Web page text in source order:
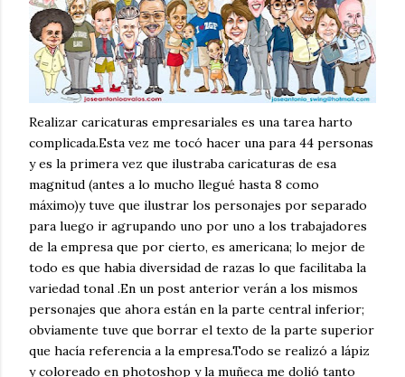
Realizar caricaturas empresariales es una tarea harto
complicada.Esta vez me tocó hacer una para 44 personas
y es la primera vez que ilustraba caricaturas de esa
magnitud (antes a lo mucho llegué hasta 8 como
máximo)y tuve que ilustrar los personajes por separado
para luego ir agrupando uno por uno a los trabajadores
de la empresa que por cierto, es americana; lo mejor de
todo es que habia diversidad de razas lo que facilitaba la
variedad tonal .En un post anterior verán a los mismos
personajes que ahora están en la parte central inferior;
obviamente tuve que borrar el texto de la parte superior
que hacía referencia a la empresa.Todo se realizó a lápiz
y coloreado en photoshop y la muñeca me dolió tanto